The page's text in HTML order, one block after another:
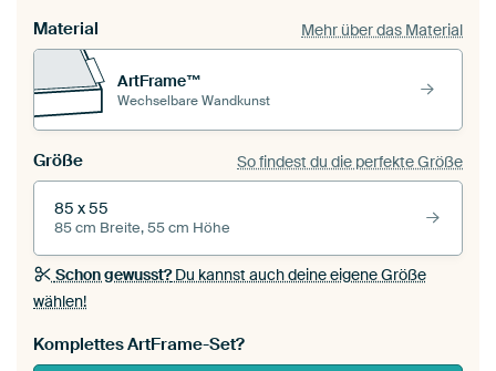
Material Mehr über das Material
ArtFrame™
Wechselbare Wandkunst
Größe So findest du die perfekte Größe
85 x 55
85 cm Breite, 55 cm Höhe
Schon gewusst?Du kannst auch deine eigene Größe
wählen!
Komplettes ArtFrame-Set?